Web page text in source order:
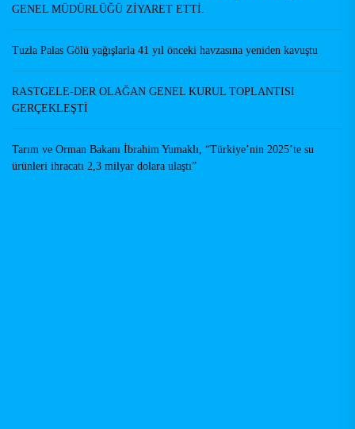
GENEL MÜDÜRLÜĞÜ ZİYARET ETTİ.
Tuzla Palas Gölü yağışlarla 41 yıl önceki havzasına yeniden kavuştu
RASTGELE-DER OLAĞAN GENEL KURUL TOPLANTISI
GERÇEKLEŞTİ
Tarım ve Orman Bakanı İbrahim Yumaklı, “Türkiye’nin 2025’te su
ürünleri ihracatı 2,3 milyar dolara ulaştı”